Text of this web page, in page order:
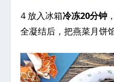
4 放入冰箱冷冻20分钟
全凝结后，把燕菜月饼